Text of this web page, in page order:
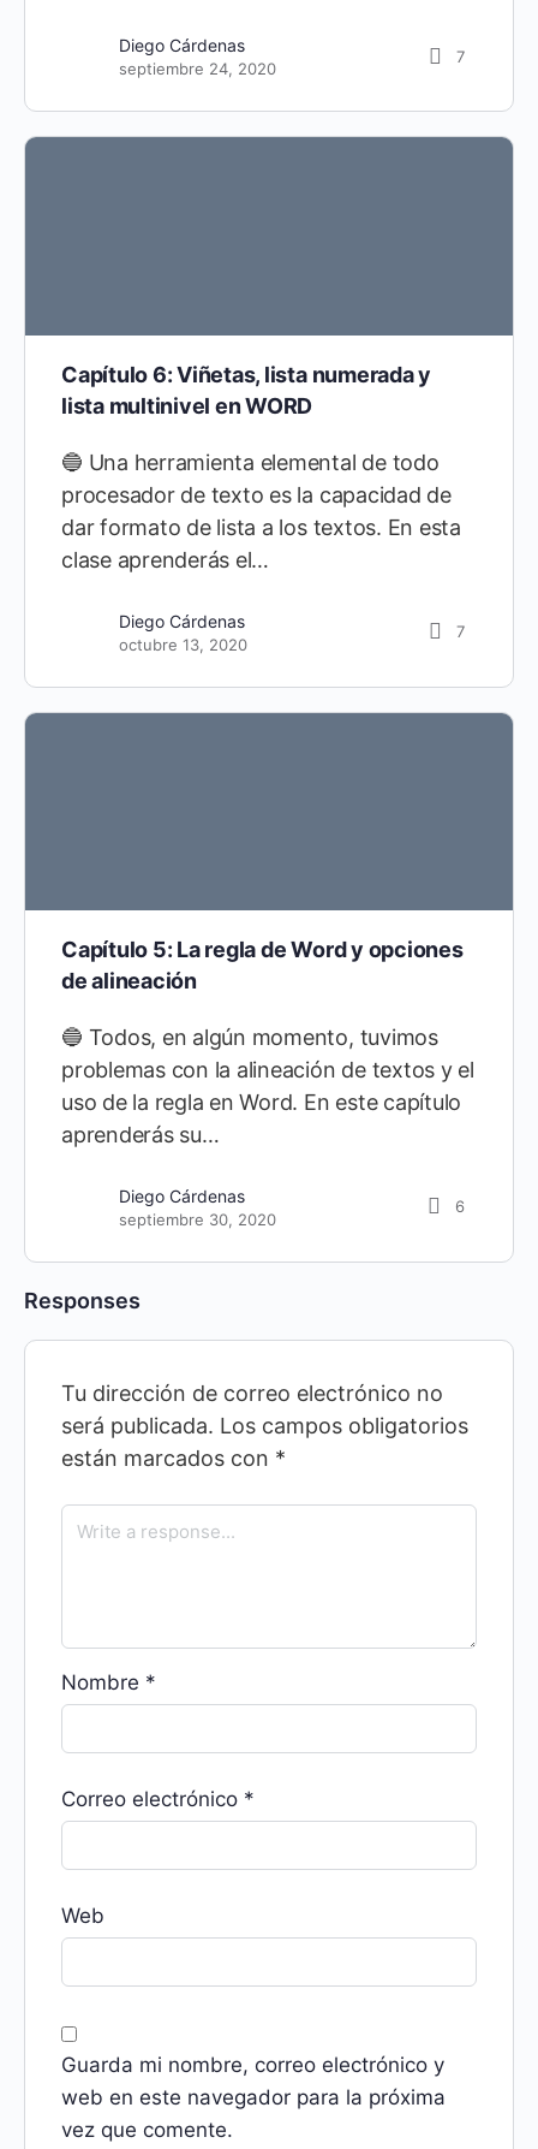
Diego Cárdenas
septiembre 24, 2020
7
Capítulo 6: Viñetas, lista numerada y
lista multinivel en WORD
🔵 Una herramienta elemental de todo
procesador de texto es la capacidad de
dar formato de lista a los textos. En esta
clase aprenderás el…
Diego Cárdenas
octubre 13, 2020
7
Capítulo 5: La regla de Word y opciones
de alineación
🔵 Todos, en algún momento, tuvimos
problemas con la alineación de textos y el
uso de la regla en Word. En este capítulo
aprenderás su…
Diego Cárdenas
septiembre 30, 2020
6
Responses
Tu dirección de correo electrónico no
será publicada. Los campos obligatorios
están marcados con *
Nombre *
Correo electrónico *
Web
Guarda mi nombre, correo electrónico y
web en este navegador para la próxima
vez que comente.